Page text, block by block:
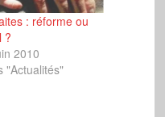
: réforme ou
?
2010
"Actualités"